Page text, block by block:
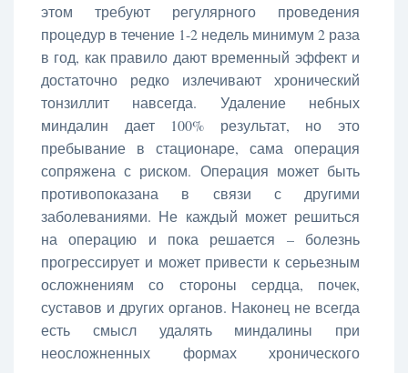
этом требуют регулярного проведения
процедур в течение 1-2 недель минимум 2 раза
в год, как правило дают временный эффект и
достаточно редко излечивают хронический
тонзиллит навсегда. Удаление небных
миндалин дает 100% результат, но это
пребывание в стационаре, сама операция
сопряжена с риском. Операция может быть
противопоказана в связи с другими
заболеваниями. Не каждый может решиться
на операцию и пока решается – болезнь
прогрессирует и может привести к серьезным
осложнениям со стороны сердца, почек,
суставов и других органов. Наконец не всегда
есть смысл удалять миндалины при
неосложненных формах хронического